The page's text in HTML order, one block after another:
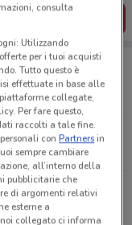
consulta
Utilizzando
per i tuoi acquisti
Tutto questo è
effettuate in base alle
collegate,
Per fare questo,
raccolti a tale fine.
conPartnersin
sempre cambiare
all’interno della
pubblicitarie che
di argomenti relativi
esterne a
collegato ci informa